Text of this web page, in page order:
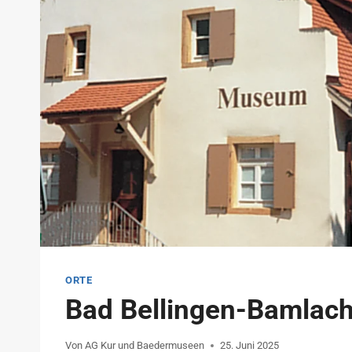
ORTE
Bad Bellingen-
Von AG Kur und Baedermuseen 25. Juni 2025